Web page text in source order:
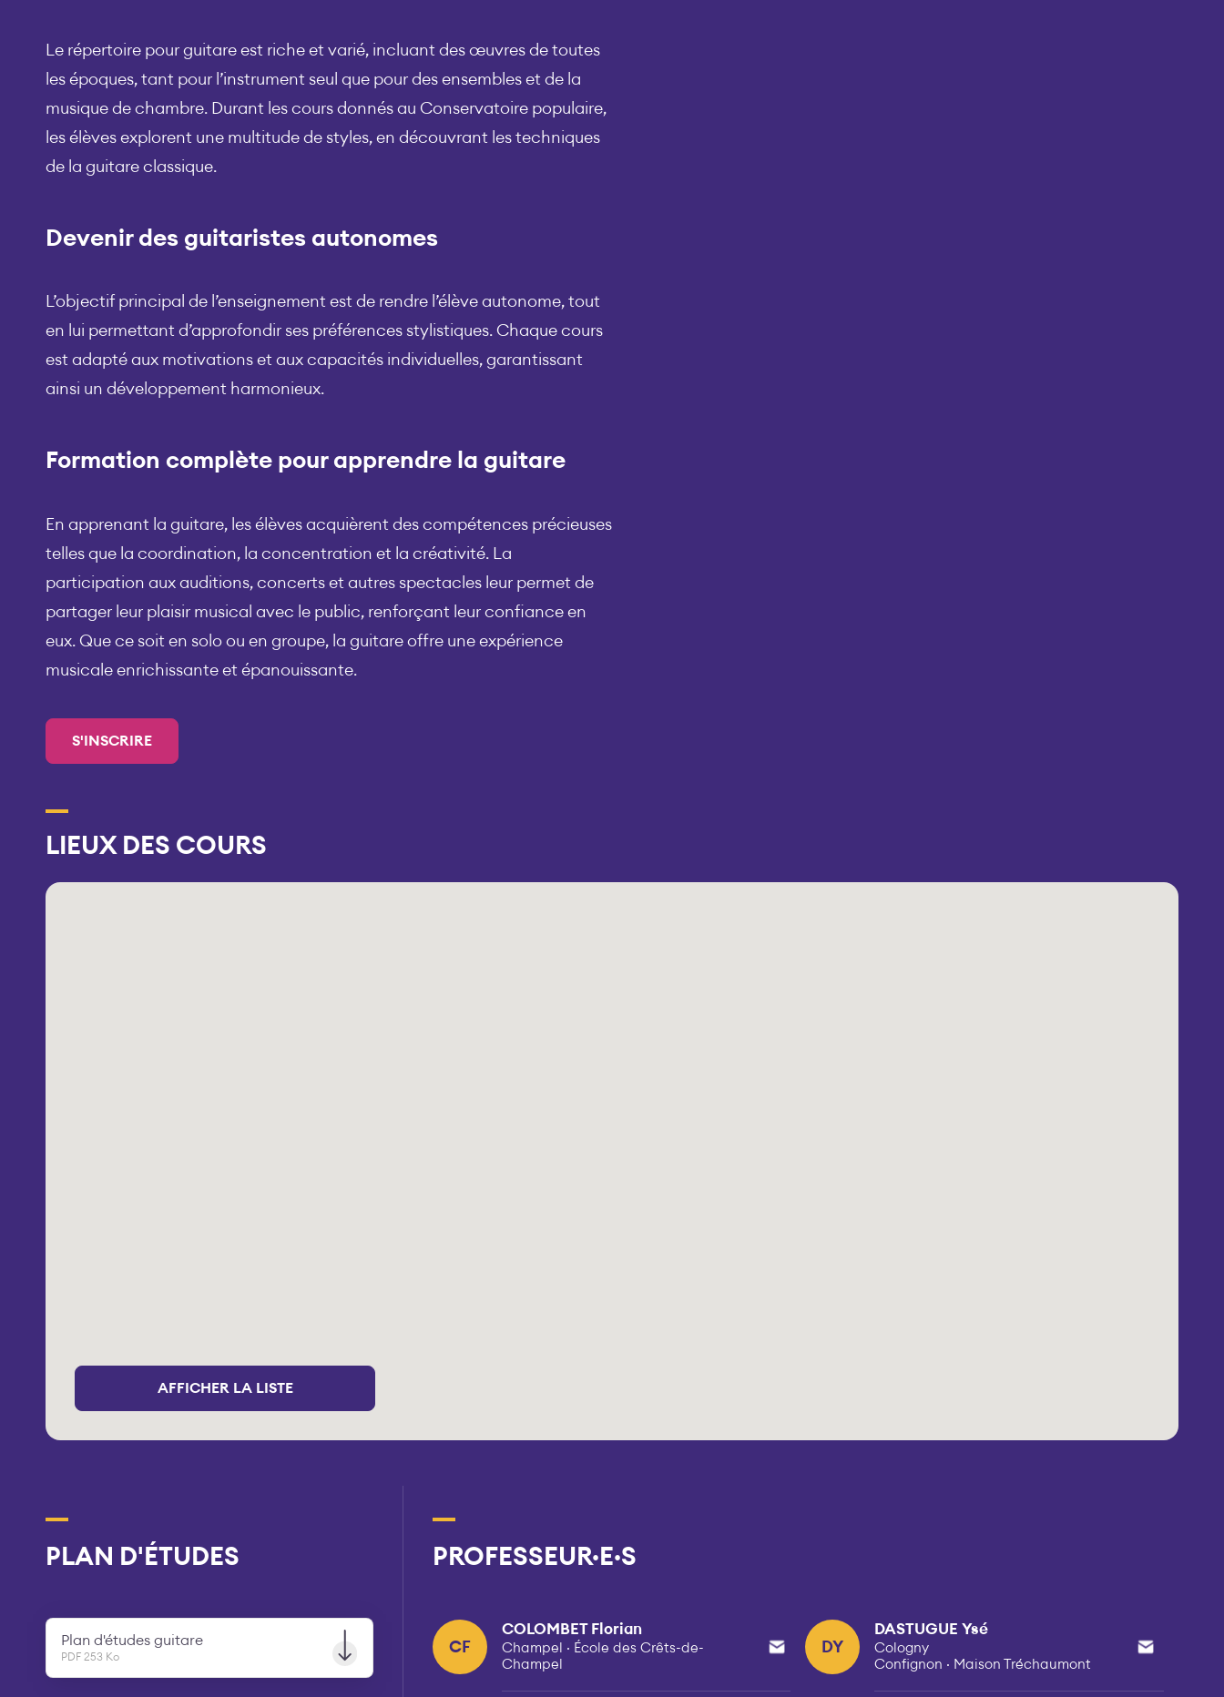
Le répertoire pour guitare est riche et varié, incluant des œuvres de toutes
les époques, tant pour l’instrument seul que pour des ensembles et de la
musique de chambre. Durant les cours donnés au Conservatoire populaire,
les élèves explorent une multitude de styles, en découvrant les techniques
de la guitare classique.
Devenir des guitaristes autonomes
L’objectif principal de l’enseignement est de rendre l’élève autonome, tout
en lui permettant d’approfondir ses préférences stylistiques. Chaque cours
est adapté aux motivations et aux capacités individuelles, garantissant
ainsi un développement harmonieux.
Formation complète pour apprendre la guitare
En apprenant la guitare, les élèves acquièrent des compétences précieuses
telles que la coordination, la concentration et la créativité. La
participation aux auditions, concerts et autres spectacles leur permet de
partager leur plaisir musical avec le public, renforçant leur confiance en
eux. Que ce soit en solo ou en groupe, la guitare offre une expérience
musicale enrichissante et épanouissante.
S'INSCRIRE
LIEUX DES COURS
AFFICHER LA LISTE
PLAN D'ÉTUDES
Plan d'études guitare
PDF 253 Ko
PROFESSEUR·E·S
CF
COLOMBET Florian
Champel · École des Crêts-de-
Champel
DY
DASTUGUE Ysé
Cologny
Confignon · Maison Tréchaumont